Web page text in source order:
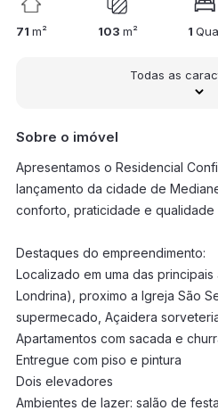
71 m² 103 m² 1
Todas as
Sobre o imóvel
Apresentamos o Residencial
lançamento da cidade de
conforto, praticidade e qualidade
Destaques do empreendimento:
Localizado em uma das
Londrina), proximo a Igreja São
supermecado, Açaidera
Apartamentos com sacada e
Entregue com piso e pintura
Dois elevadores
Ambientes de lazer: salão de